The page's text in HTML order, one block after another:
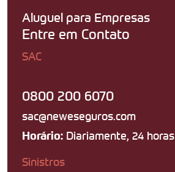
Aluguel para Empresas
Entre em Contato
SAC
0800 200 6070
sac@neweseguros.com
Horário: Diariamente, 24 horas
Sinistros